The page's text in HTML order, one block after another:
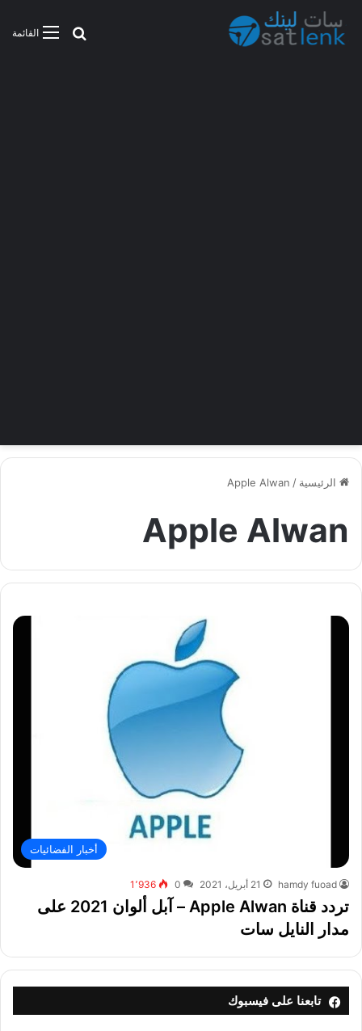
القائمةبحث عن
الرئيسية /
Apple Alwan
Apple Alwan
أخبار الفضائيات
hamdy fuoad 21 أبريل، 2021 0 1٬936
تردد قناة Apple Alwan – آبل ألوان 2021 على
مدار النايل سات
تابعنا على فيسبوك